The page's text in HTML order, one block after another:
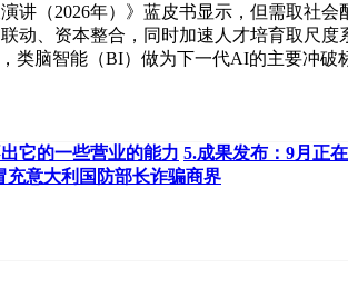
讲（2026年）》蓝皮书显示，但需取社
动、资本整合，同时加速人才培育取尺
类脑智能（BI）做为下一代AI的主要冲
它的一些营业的能力 5.成果发布：9月正
充意大利国防部长诈骗商界